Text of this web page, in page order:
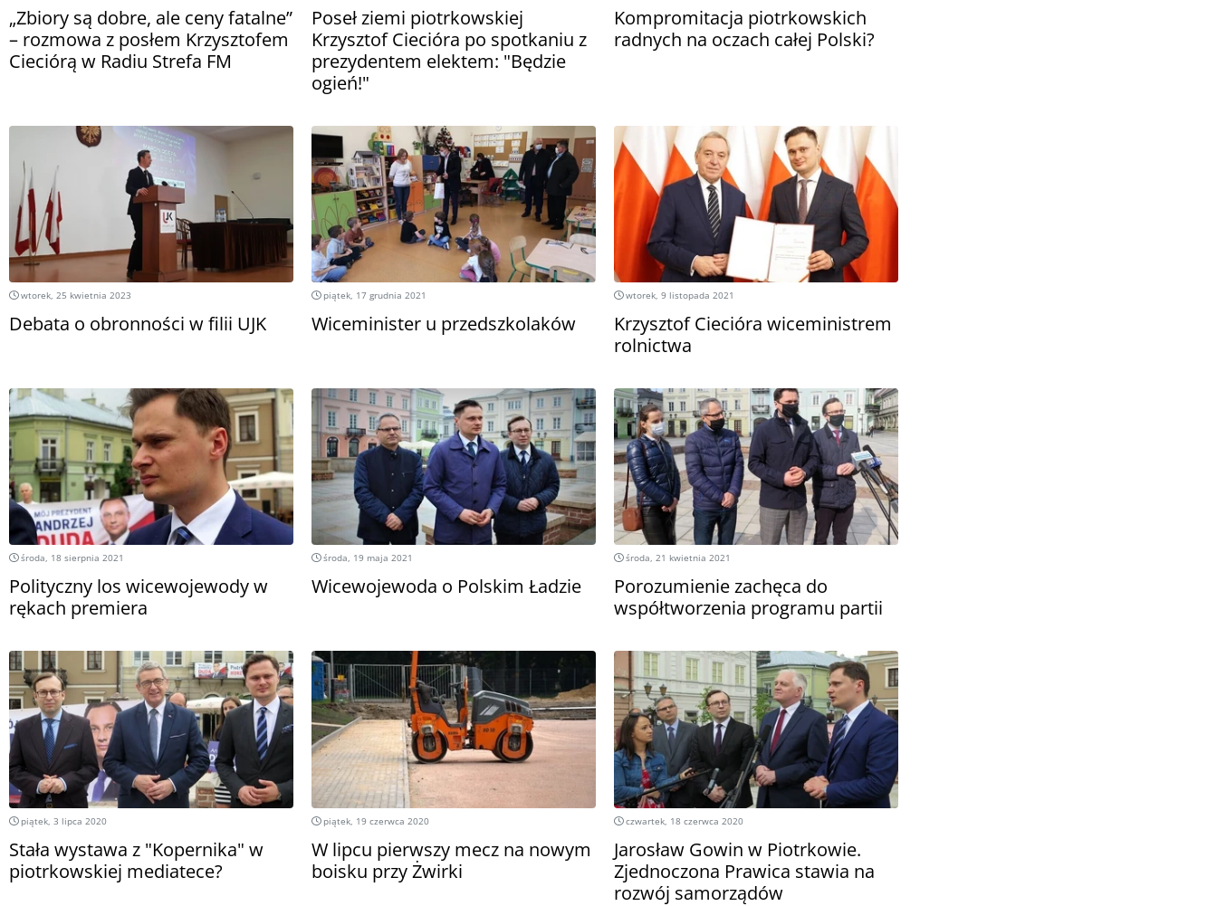
„Zbiory są dobre, ale ceny fatalne”
– rozmowa z posłem Krzysztofem
Cieciórą w Radiu Strefa FM
Poseł ziemi piotrkowskiej
Krzysztof Ciecióra po spotkaniu z
prezydentem elektem: "Będzie
ogień!"
Kompromitacja piotrkowskich
radnych na oczach całej Polski?
wtorek, 25 kwietnia 2023
Debata o obronności w filii UJK
piątek, 17 grudnia 2021
Wiceminister u przedszkolaków
wtorek, 9 listopada 2021
Krzysztof Ciecióra wiceministrem
rolnictwa
środa, 18 sierpnia 2021
Polityczny los wicewojewody w
rękach premiera
środa, 19 maja 2021
Wicewojewoda o Polskim Ładzie
środa, 21 kwietnia 2021
Porozumienie zachęca do
współtworzenia programu partii
piątek, 3 lipca 2020
Stała wystawa z "Kopernika" w
piotrkowskiej mediatece?
piątek, 19 czerwca 2020
W lipcu pierwszy mecz na nowym
boisku przy Żwirki
czwartek, 18 czerwca 2020
Jarosław Gowin w Piotrkowie.
Zjednoczona Prawica stawia na
rozwój samorządów